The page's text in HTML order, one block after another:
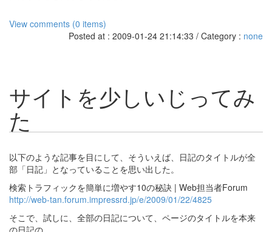
View comments (0 items)
Posted at : 2009-01-24 21:14:33 / Category : none
サイトを少しいじってみ
た
以下のような記事を目にして、そういえば、日記のタイトルが全
部「日記」となっていることを思い出した。
検索トラフィックを簡単に増やす10の秘訣 | Web担当者Forum
http://web-tan.forum.impressrd.jp/e/2009/01/22/4825
そこで、試しに、全部の日記について、ページのタイトルを本来
の日記の